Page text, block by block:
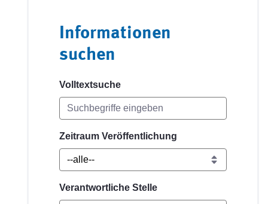
Informationen
suchen
Volltextsuche
Zeitraum Veröffentlichung
Verantwortliche Stelle